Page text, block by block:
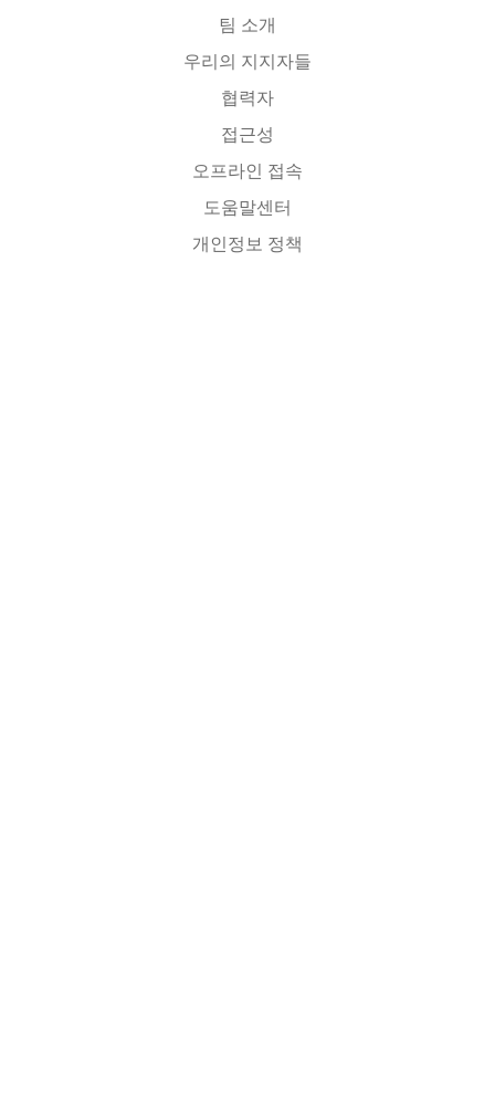
팀 소개
우리의 지지자들
협력자
접근성
오프라인 접속
도움말센터
개인정보 정책